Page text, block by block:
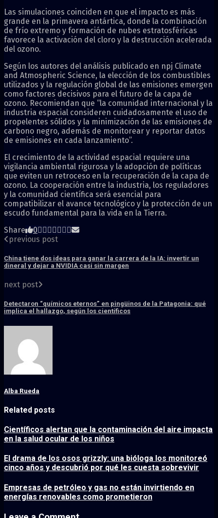
Las simulaciones coinciden en que el impacto es más
grande en la primavera antártica, donde la combinación
de frío extremo y formación de nubes estratosféricas
favorece la activación del cloro y la destrucción acelerada
del ozono.
Según los autores del análisis publicado en npj Climate
and Atmospheric Science, la elección de los combustibles
utilizados y la regulación global de las emisiones emergen
como factores decisivos para el futuro de la capa de
ozono. Recomiendan que “la comunidad internacional y la
industria espacial consideren cuidadosamente el uso de
propelentes sólidos y la minimización de las emisiones de
carbono negro, además de monitorear y reportar datos
de emisiones en cada lanzamiento”.
El crecimiento de la actividad espacial requiere una
vigilancia ambiental rigurosa y la adopción de políticas
que eviten un retroceso en la recuperación de la capa de
ozono. La cooperación entre la industria, los reguladores
y la comunidad científica será esencial para
compatibilizar el avance tecnológico y la protección de un
escudo fundamental para la vida en la Tierra.
Share
0
previous post
China tiene dos ideas para ganar la carrera de la IA: invertir un
dineral y dejar a NVIDIA casi sin margen
next post
Detectaron “químicos eternos” en pingüinos de la Patagonia: qué
implica el hallazgo, según los científicos
Alba Rueda
Related posts
Científicos alertan que la contaminación del aire impacta
en la salud ocular de los niños
El drama de los osos grizzly: una bióloga los monitoreó
cinco años y descubrió por qué les cuesta sobrevivir
Empresas de petróleo y gas no están invirtiendo en
energías renovables como prometieron